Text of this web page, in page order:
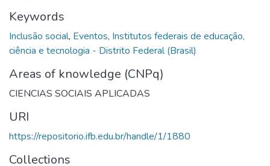
Keywords
Inclusão social, Eventos, Institutos federais de educação,
ciência e tecnologia - Distrito Federal (Brasil)
Areas of knowledge (CNPq)
CIENCIAS SOCIAIS APLICADAS
URI
https://repositorio.ifb.edu.br/handle/1/1880
Collections